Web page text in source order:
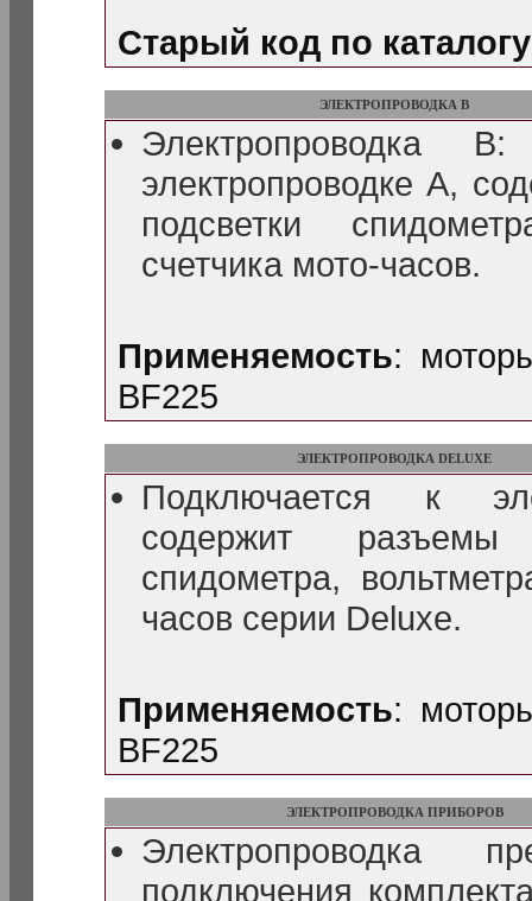
Старый код по каталогу
ЭЛЕКТРОПРОВОДКА В
Электропроводка
электропроводке А,
подсветки
счетчика мото-часов.
Применяемость:
BF225
ЭЛЕКТРОПРОВОДКА DELUXE
Подключается к
содержит
спидометра,
часов серии Deluxe.
Применяемость:
BF225
ЭЛЕКТРОПРОВОДКА ПРИБОРОВ
Электропроводка
подключения